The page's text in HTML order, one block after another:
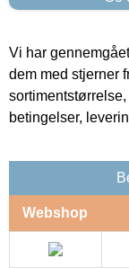
Vi har
dem med stjerner
betingelser,
Webshop